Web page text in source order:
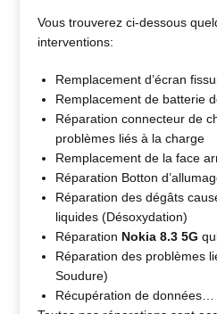
Vous trouverez ci-dessous
interventions:
Remplacement d’écran
Remplacement de batterie
Réparation connecteur de
problèmes liés à la charge
Remplacement de la face
Réparation Botton
Réparation des dégâts
liquides (Désoxydation)
Réparation Nokia 8.3 5G
Réparation des problèmes
Soudure)
Récupération de données…